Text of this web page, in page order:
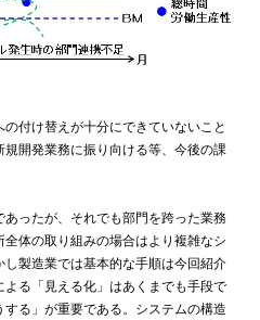
付け替えが十分にできていないこと
開発業務に振り向ける等、今後の課
ったが、それでも部門を跨った業務
体の取り組みの場合はより複雑なシ
製造業では基本的な手順は今回紹介
る「見える化」はあくまでも手段で
る」が重要である。システムの構造